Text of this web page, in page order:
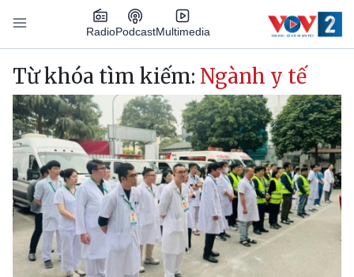
Nhảy đến nội dung
RadioPodcastMultimedia
Main navigation
Từ khóa tìm kiếm: Ngành y tế